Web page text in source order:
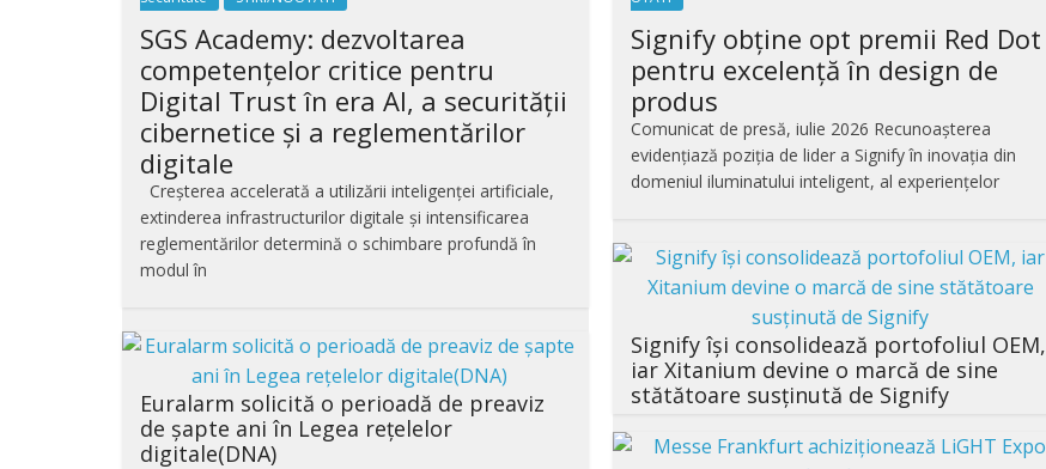
SGS Academy: dezvoltarea
competențelor critice pentru
Digital Trust în era AI, a securității
cibernetice și a reglementărilor
digitale
Creșterea accelerată a utilizării inteligenței artificiale,
extinderea infrastructurilor digitale și intensificarea
reglementărilor determină o schimbare profundă în
modul în
Euralarm solicită o perioadă de preaviz
de șapte ani în Legea rețelelor
digitale(DNA)
Signify obține opt premii Red Dot
pentru excelență în design de
produs
Comunicat de presă, iulie 2026 Recunoașterea
evidențiază poziția de lider a Signify în inovația din
domeniul iluminatului inteligent, al experiențelor
Signify își consolidează portofoliul OEM,
iar Xitanium devine o marcă de sine
stătătoare susținută de Signify